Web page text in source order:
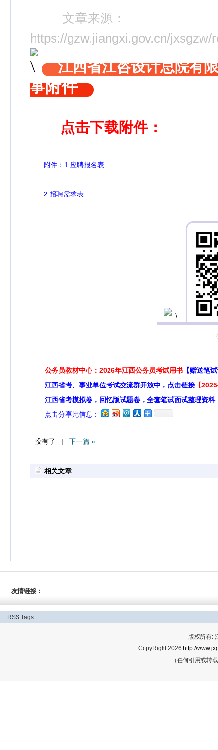
文章来源：
https://gzw.jiangxi.gov.cn/
江西省江咨设计总院有
事附件
点击下载附件：
附件：1.应聘报名表
2.招聘需求表
公务员教材中心：2026年江西公务员考试用书 【赠送笔
江西省考、事业单位考试交流群开放中，点击链接 【
江西省考模拟卷，回忆版试题卷，全套笔试面试整理资料
点击分享此信息：
没有了 | 下一篇 »
相关文章
友情链接：
RSS Tags
版权所有:
CopyRight 2026 http://
（任何引用或转